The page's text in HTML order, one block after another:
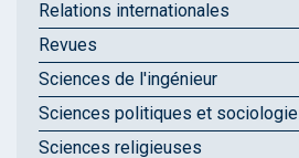
Relations internationales
Revues
Sciences de l'ingénieur
Sciences politiques et sociologie
Sciences religieuses